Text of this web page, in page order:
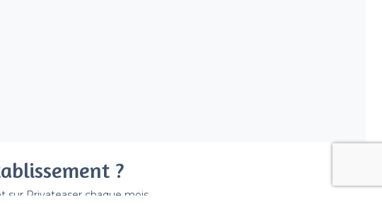
?
sur Privateaser chaque mois.